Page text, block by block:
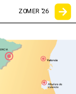
ZOMER '26